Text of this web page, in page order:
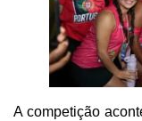
A competição